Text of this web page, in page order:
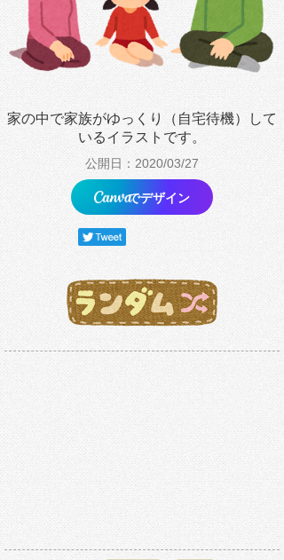
家の中で家族がゆっくり（自宅待機）して
いるイラストです。
公開日：2020/03/27
でデザイン